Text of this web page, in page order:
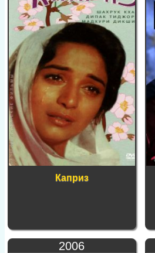
Каприз
2006